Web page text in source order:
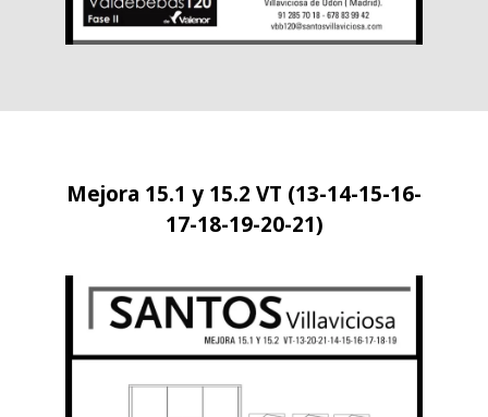
Mejora 15.1 y 15.2 VT (13-14-15-16-
17-18-19-20-21)